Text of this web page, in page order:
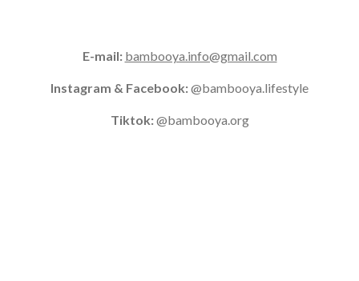
E-mail: bambooya.info@gmail.com
Instagram & Facebook:@bambooya.lifestyle
Tiktok:@bambooya.org